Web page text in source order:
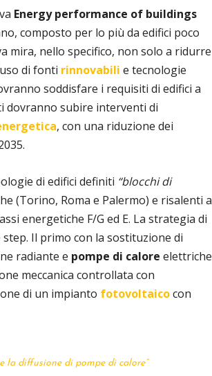
Energy performance of buildings
composto per lo più da edifici poco
mira, nello specifico, non solo a ridurre
di fonti rinnovabili e tecnologie
soddisfare i requisiti di edifici a
dovranno subire interventi di
, con una riduzione dei
di edifici definiti “blocchi di
(Torino, Roma e Palermo) e risalenti a
energetiche F/G ed E. La strategia di
Il primo con la sostituzione di
radiante e pompe di calore elettriche
meccanica controllata con
di un impianto fotovoltaicocon
la diffusione di pompe di calore”